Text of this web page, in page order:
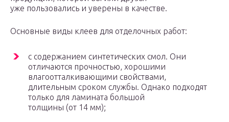
уже пользовались и уверены в качестве.
Основные виды клеев для отделочных работ:
с содержанием синтетических смол. Они
отличаются прочностью, хорошими
влагоотталкивающими свойствами,
длительным сроком службы. Однако подходят
только для ламината большой
толщины (от 14 мм);